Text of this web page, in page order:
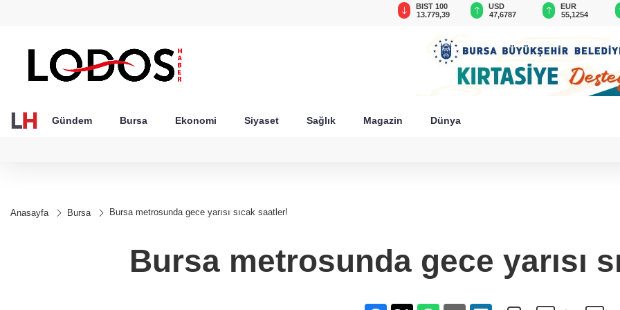
BIST 100
13.779,39
USD
47,6787
EUR
55,1254
Gündem Bursa Ekonomi Siyaset Sağlık Magazin Dünya
Anasayfa Bursa Bursa metrosunda gece yarısı sıcak saatler!
Bursa metrosunda gece yarısı